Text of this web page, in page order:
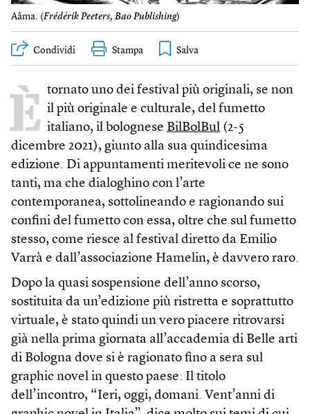
Aâma. (Frédérik Peeters, Bao Publishing)
Condividi Stampa
È tornato uno dei festival più originali, se non
il più originale e culturale, del fumetto
italiano, il bolognese BilBolBul (2-5
dicembre 2021), giunto alla sua quindicesima
edizione. Di appuntamenti meritevoli ce ne sono
tanti, ma che dialoghino con l’arte
contemporanea, sottolineando e ragionando sui
confini del fumetto con essa, oltre che sul fumetto
stesso, come riesce al festival diretto da Emilio
Varrà e dall’associazione Hamelin, è davvero raro.
Dopo la quasi sospensione dell’anno scorso,
sostituita da un’edizione più ristretta e soprattutto
virtuale, è stato quindi un vero piacere ritrovarsi
già nella prima giornata all’accademia di Belle arti
di Bologna dove si è ragionato fino a sera sul
graphic novel in questo paese. Il titolo
dell’incontro, “Ieri, oggi, domani. Vent’anni di